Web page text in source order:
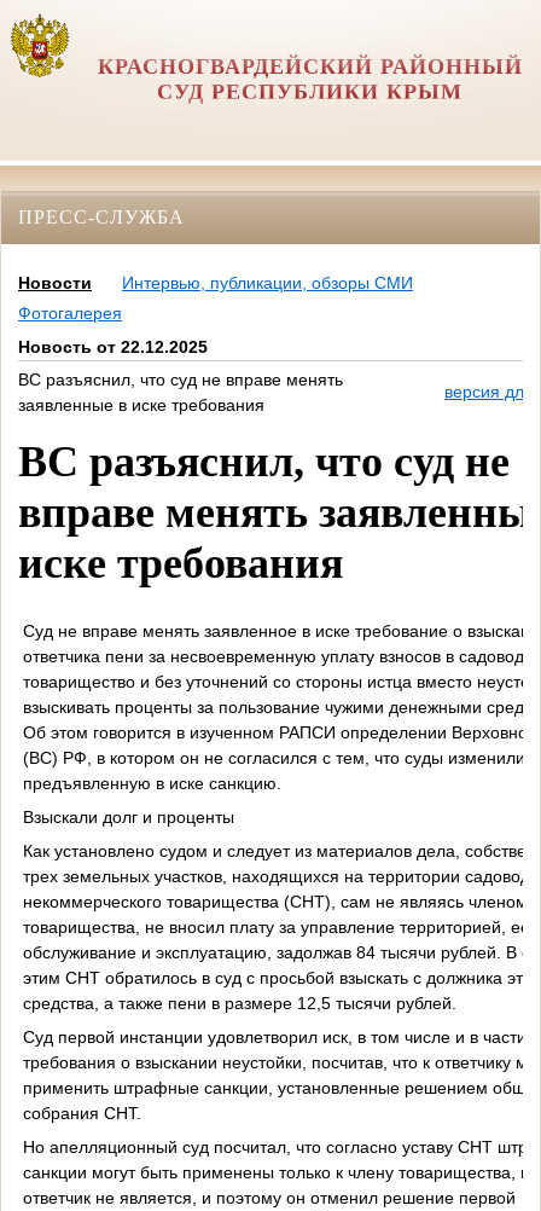
КРАСНОГВАРДЕЙСКИЙ РАЙОННЫЙ
СУД РЕСПУБЛИКИ КРЫМ
ПРЕСС-СЛУЖБА
Новости
Интервью, публикации, обзоры СМИ
Фотогалерея
Новость от 22.12.2025
ВС разъяснил, что суд не вправе менять
заявленные в иске требования
версия для
ВС разъяснил, что суд не
вправе менять
иске требования
Суд не вправе менять заявленное в иске требование о
ответчика пени за несвоевременную уплату взносов в
товарищество и без уточнений со стороны истца вместо
взыскивать проценты за пользование чужими денежными
Об этом говорится в изученном РАПСИ определении
(ВС) РФ, в котором он не согласился с тем, что суды изменили
предъявленную в иске санкцию.
Взыскали долг и проценты
Как установлено судом и следует из материалов дела,
трех земельных участков, находящихся на территории
некоммерческого товарищества (СНТ), сам не являясь членом
товарищества, не вносил плату за управление территорией, ее
обслуживание и эксплуатацию, задолжав 84 тысячи рублей. В
этим СНТ обратилось в суд с просьбой взыскать с должника эти
средства, а также пени в размере 12,5 тысячи рублей.
Суд первой инстанции удовлетворил иск, в том числе и в части
требования о взыскании неустойки, посчитав, что к ответчику
применить штрафные санкции, установленные решением
собрания СНТ.
Но апелляционный суд посчитал, что согласно уставу СНТ
санкции могут быть применены только к члену товарищества,
ответчик не является, и поэтому он отменил решение первой